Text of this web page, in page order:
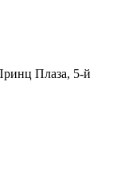
Плаза, 5-й